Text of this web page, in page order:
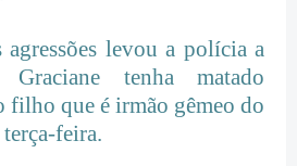
agressões levou a polícia a
Graciane tenha matado
filho que é irmão gêmeo do
feira.